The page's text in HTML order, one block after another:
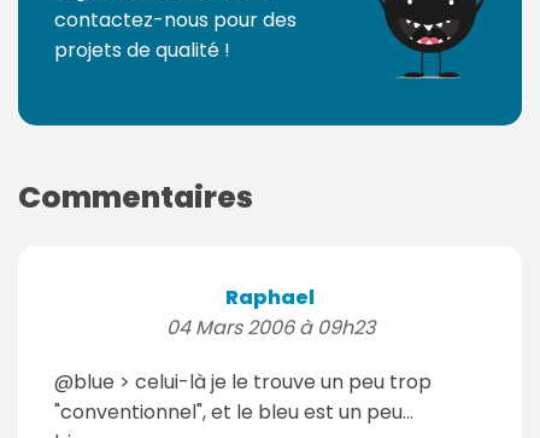
contactez-nous pour des
projets de qualité !
Commentaires
Raphael
04 Mars 2006 à 09h23
@blue > celui-là je le trouve un peu trop
"conventionnel", et le bleu est un peu...